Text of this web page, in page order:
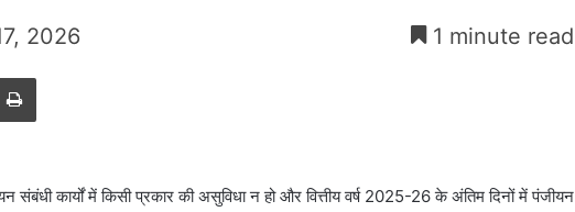
2026 1 minute read
Email Print
संबंधी कार्यों में किसी प्रकार की असुविधा न हो और वित्तीय वर्ष 2025-26 के अंतिम दिनों में पंजीयन